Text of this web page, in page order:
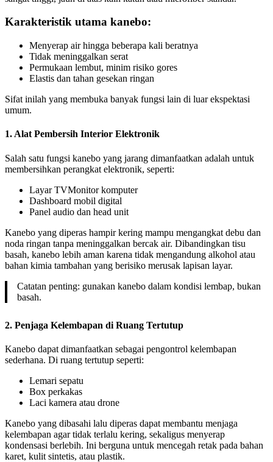
Karakteristik utama kanebo:
Menyerap air hingga beberapa kali beratnya
Tidak meninggalkan serat
Permukaan lembut, minim risiko gores
Elastis dan tahan gesekan ringan
Sifat inilah yang membuka banyak fungsi lain di luar ekspektasi
umum.
1. Alat Pembersih Interior Elektronik
Salah satu fungsi kanebo yang jarang dimanfaatkan adalah untuk
membersihkan perangkat elektronik, seperti:
Layar TVMonitor komputer
Dashboard mobil digital
Panel audio dan head unit
Kanebo yang diperas hampir kering mampu mengangkat debu dan
noda ringan tanpa meninggalkan bercak air. Dibandingkan tisu
basah, kanebo lebih aman karena tidak mengandung alkohol atau
bahan kimia tambahan yang berisiko merusak lapisan layar.
Catatan penting: gunakan kanebo dalam kondisi lembap, bukan
basah.
2. Penjaga Kelembapan di Ruang Tertutup
Kanebo dapat dimanfaatkan sebagai pengontrol kelembapan
sederhana. Di ruang tertutup seperti:
Lemari sepatu
Box perkakas
Laci kamera atau drone
Kanebo yang dibasahi lalu diperas dapat membantu menjaga
kelembapan agar tidak terlalu kering, sekaligus menyerap
kondensasi berlebih. Ini berguna untuk mencegah retak pada bahan
karet, kulit sintetis, atau plastik.